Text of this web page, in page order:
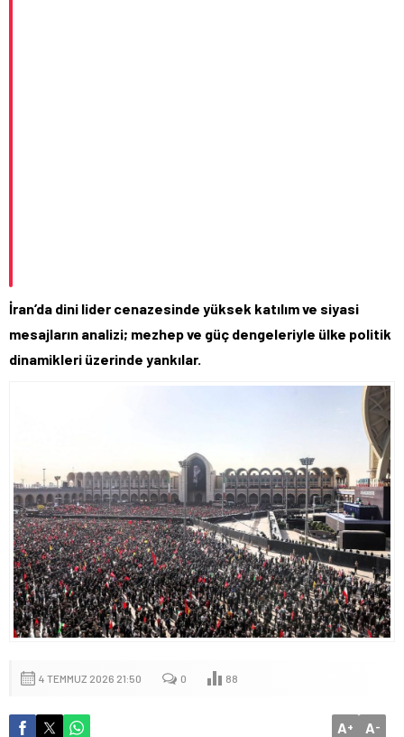
İran’da dini lider cenazesinde yüksek katılım ve siyasi
mesajların analizi; mezhep ve güç dengeleriyle ülke politik
dinamikleri üzerinde yankılar.
4 TEMMUZ 2026 21:50 0 88
A+ A-